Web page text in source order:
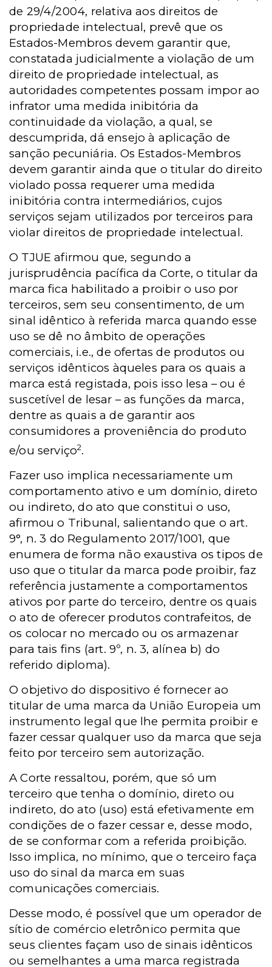
de 29/4/2004, relativa aos direitos de
propriedade intelectual, prevê que os
Estados-Membros devem garantir que,
constatada judicialmente a violação de um
direito de propriedade intelectual, as
autoridades competentes possam impor ao
infrator uma medida inibitória da
continuidade da violação, a qual, se
descumprida, dá ensejo à aplicação de
sanção pecuniária. Os Estados-Membros
devem garantir ainda que o titular do direito
violado possa requerer uma medida
inibitória contra intermediários, cujos
serviços sejam utilizados por terceiros para
violar direitos de propriedade intelectual.
O TJUE afirmou que, segundo a
jurisprudência pacífica da Corte, o titular da
marca fica habilitado a proibir o uso por
terceiros, sem seu consentimento, de um
sinal idêntico à referida marca quando esse
uso se dê no âmbito de operações
comerciais, i.e., de ofertas de produtos ou
serviços idênticos àqueles para os quais a
marca está registada, pois isso lesa – ou é
suscetível de lesar – as funções da marca,
dentre as quais a de garantir aos
consumidores a proveniência do produto
e/ou serviço2.
Fazer uso implica necessariamente um
comportamento ativo e um domínio, direto
ou indireto, do ato que constitui o uso,
afirmou o Tribunal, salientando que o art.
9°, n. 3 do Regulamento 2017/1001, que
enumera de forma não exaustiva os tipos de
uso que o titular da marca pode proibir, faz
referência justamente a comportamentos
ativos por parte do terceiro, dentre os quais
o ato de oferecer produtos contrafeitos, de
os colocar no mercado ou os armazenar
para tais fins (art. 9º, n. 3, alínea b) do
referido diploma).
O objetivo do dispositivo é fornecer ao
titular de uma marca da União Europeia um
instrumento legal que lhe permita proibir e
fazer cessar qualquer uso da marca que seja
feito por terceiro sem autorização.
A Corte ressaltou, porém, que só um
terceiro que tenha o domínio, direto ou
indireto, do ato (uso) está efetivamente em
condições de o fazer cessar e, desse modo,
de se conformar com a referida proibição.
Isso implica, no mínimo, que o terceiro faça
uso do sinal da marca em suas
comunicações comerciais.
Desse modo, é possível que um operador de
sítio de comércio eletrônico permita que
seus clientes façam uso de sinais idênticos
ou semelhantes a uma marca registrada